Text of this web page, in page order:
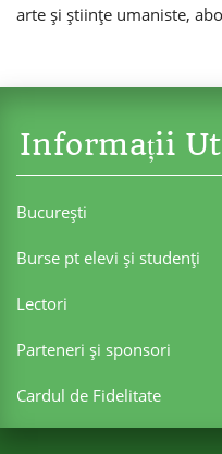
arte și științe umaniste,
Informații
Bucureşti
Burse pt elevi şi studenţi
Lectori
Parteneri şi sponsori
Cardul de Fidelitate